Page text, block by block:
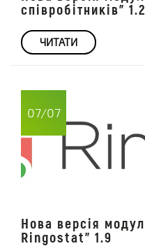
співробітників" 1.2
ЧИТАТИ
07/07
Нова версія
Ringostat" 1.9